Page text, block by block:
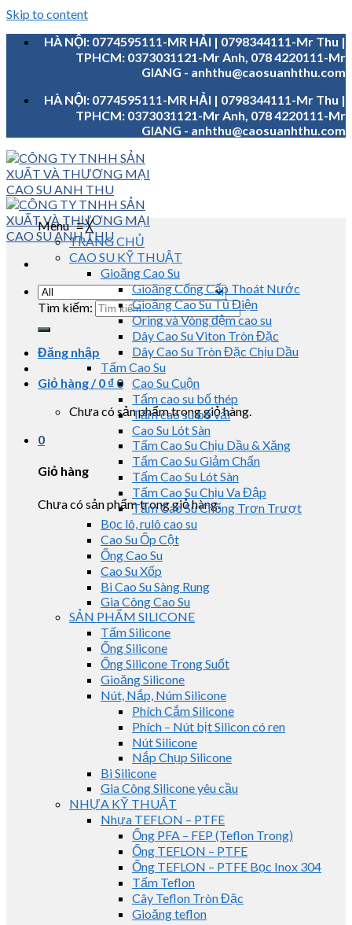
Skip to content
HÀ NỘI: 0774595111-MR HẢI | 0798344111-Mr Thu |
TPHCM: 0373031121-Mr Anh, 078 4220111-Mr
GIANG - anhthu@caosuanhthu.com
HÀ NỘI: 0774595111-MR HẢI | 0798344111-Mr Thu |
TPHCM: 0373031121-Mr Anh, 078 4220111-Mr
GIANG - anhthu@caosuanhthu.com
Tìm kiếm:
Đăng nhập
Giỏ hàng /0 ₫ 0
Chưa có sản phẩm trong giỏ hàng.
0
Giỏ hàng
Chưa có sản phẩm trong giỏ hàng.
Menu≡╳
TRANG CHỦ
CAO SU KỸ THUẬT
Gioăng Cao Su
Gioăng Cống Cấp Thoát Nước
Gioăng Cao Su Tủ Điện
Oring và Vòng đệm cao su
Dây Cao Su Viton Tròn Đặc
Dây Cao Su Tròn Đặc Chịu Dầu
Tấm Cao Su
Cao Su Cuộn
Tấm cao su bố thép
Tấm cao su bố vải
Cao Su Lót Sàn
Tấm Cao Su Chịu Dầu & Xăng
Tấm Cao Su Giảm Chấn
Tấm Cao Su Lót Sàn
Tấm Cao Su Chịu Va Đập
Tấm Cao Su Chống Trơn Trượt
Bọc lô, rulô cao su
Cao Su Ốp Cột
Ống Cao Su
Cao Su Xốp
Bi Cao Su Sàng Rung
Gia Công Cao Su
SẢN PHẨM SILICONE
Tấm Silicone
Ống Silicone
Ống Silicone Trong Suốt
Gioăng Silicone
Nút, Nắp, Núm Silicone
Phích Cắm Silicone
Phích – Nút bịt Silicon có ren
Nút Silicone
Nắp Chụp Silicone
Bi Silicone
Gia Công Silicone yêu cầu
NHỰA KỸ THUẬT
Nhựa TEFLON – PTFE
Ống PFA – FEP (Teflon Trong)
Ống TEFLON – PTFE
Ống TEFLON – PTFE Bọc Inox 304
Tấm Teflon
Cây Teflon Tròn Đặc
Gioăng teflon